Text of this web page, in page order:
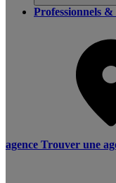
Professionnels
agence Trouver une